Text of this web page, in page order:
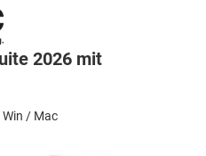
2026 mit
Win / Mac